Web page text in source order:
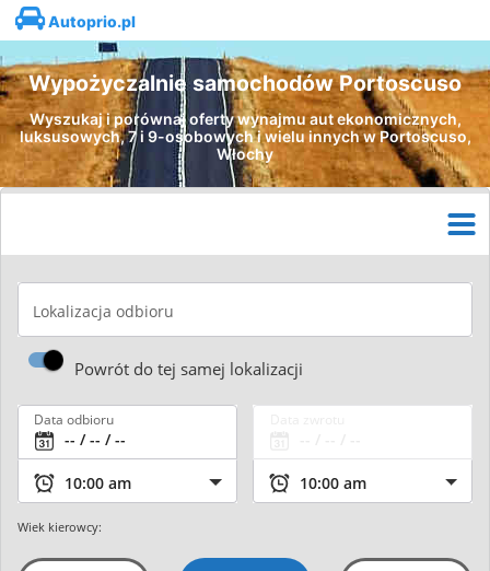
Autoprio.pl
Wypożyczalnie samochodów Portoscuso
Wyszukaj i porównaj oferty wynajmu aut ekonomicznych,
luksusowych, 7 i 9-osobowych i wielu innych w Portoscuso,
Włochy
Lokalizacja odbioru
Powrót do tej samej lokalizacji
Data odbioru
Wiek kierowcy: